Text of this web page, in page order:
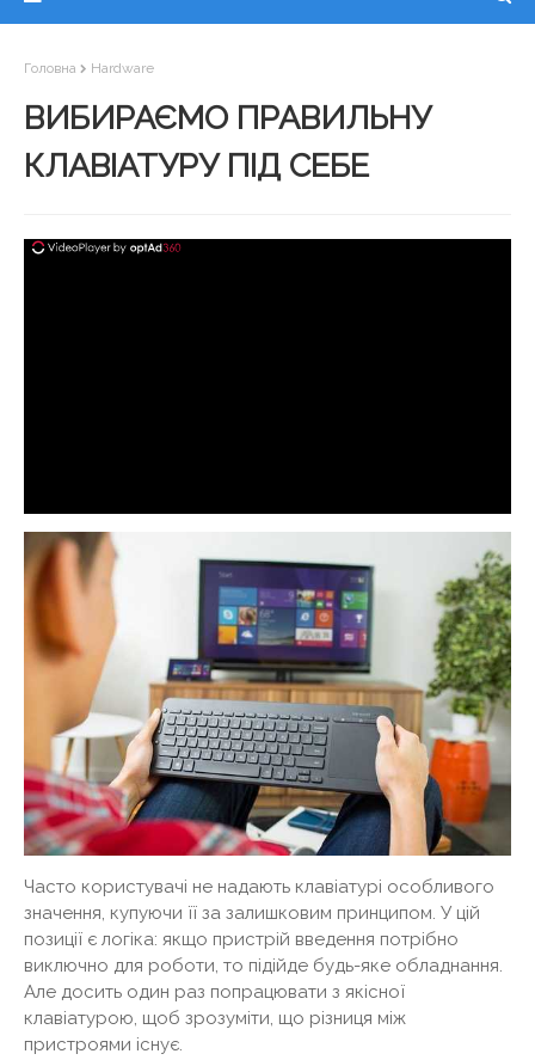
Головна Hardware
ВИБИРАЄМО ПРАВИЛЬНУ
КЛАВІАТУРУ ПІД СЕБЕ
Часто користувачі не надають клавіатурі особливого
значення, купуючи її за залишковим принципом. У цій
позиції є логіка: якщо пристрій введення потрібно
виключно для роботи, то підійде будь-яке обладнання.
Але досить один раз попрацювати з якісної
клавіатурою, щоб зрозуміти, що різниця між
пристроями існує.